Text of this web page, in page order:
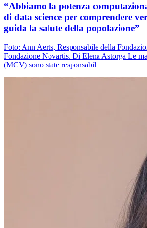
“Abbiamo la potenza
di data science per comprendere
guida la salute della popolazione”
Foto: Ann Aerts, Responsabile della
Fondazione Novartis. Di Elena Astorga Le
(MCV) sono state responsabil